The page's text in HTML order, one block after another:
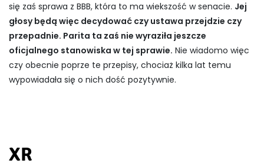
się zaś sprawa z BBB, która to ma wiekszość w senacie. Jej
głosy będą więc decydować czy ustawa przejdzie czy
przepadnie. Parita ta zaś nie wyraziła jeszcze
oficjalnego stanowiska w tej sprawie. Nie wiadomo więc
czy obecnie poprze te przepisy, chociaż kilka lat temu
wypowiadała się o nich dość pozytywnie.
XR